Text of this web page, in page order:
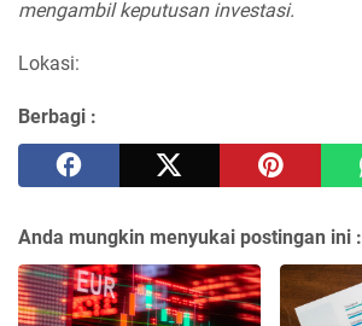
mengambil keputusan investasi.
Lokasi:
Berbagi :
Anda mungkin menyukai postingan ini :